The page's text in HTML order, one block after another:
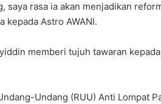
saya rasa ia akan menjadikan
kepada Astro AWANI.
memberi tujuh tawaran
Undang (RUU) Anti Lompat